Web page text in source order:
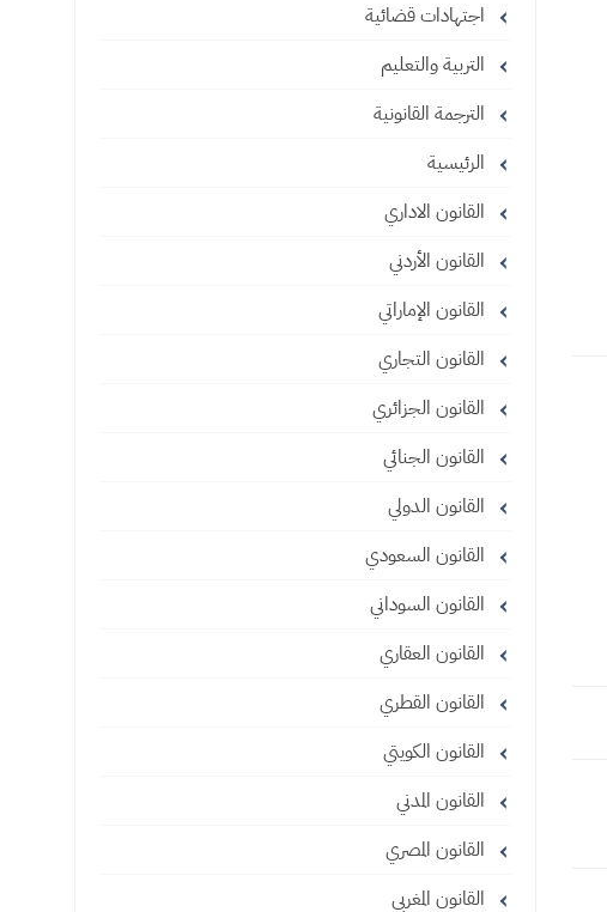
اجتهادات قضائية
التربية والتعليم
الترجمة القانونية
الرئيسية
القانون الاداري
القانون الأردني
القانون الإماراتي
القانون التجاري
القانون الجزائري
القانون الجنائي
القانون الدولي
القانون السعودي
القانون السوداني
القانون العقاري
القانون القطري
القانون الكويتي
القانون المدني
القانون المصري
القانون المغربي